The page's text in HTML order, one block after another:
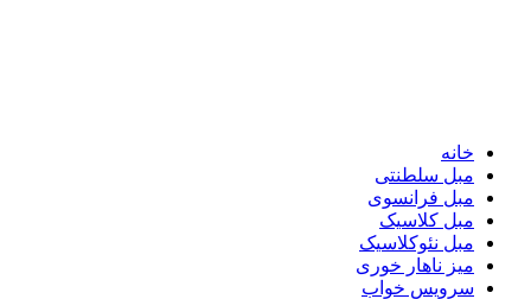
خانه
مبل سلطنتی
مبل فرانسوی
مبل کلاسیک
مبل نئوکلاسیک
میز ناهار خوری
سرویس خواب